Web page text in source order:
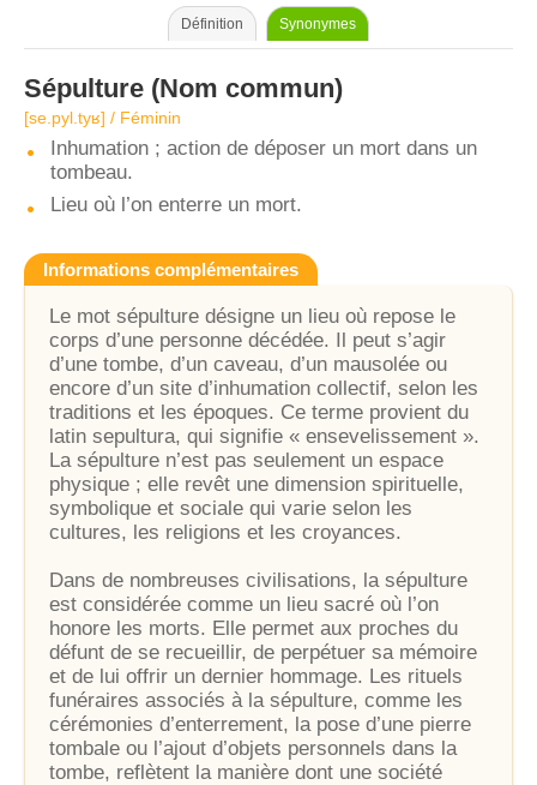
Définition Synonymes
Sépulture (Nom commun)
[se.pyl.tyʁ] / Féminin
Inhumation ; action de déposer un mort dans un
tombeau.
Lieu où l’on enterre un mort.
Informations complémentaires
Le mot sépulture désigne un lieu où repose le
corps d’une personne décédée. Il peut s’agir
d’une tombe, d’un caveau, d’un mausolée ou
encore d’un site d’inhumation collectif, selon les
traditions et les époques. Ce terme provient du
latin sepultura, qui signifie « ensevelissement ».
La sépulture n’est pas seulement un espace
physique ; elle revêt une dimension spirituelle,
symbolique et sociale qui varie selon les
cultures, les religions et les croyances.
Dans de nombreuses civilisations, la sépulture
est considérée comme un lieu sacré où l’on
honore les morts. Elle permet aux proches du
défunt de se recueillir, de perpétuer sa mémoire
et de lui offrir un dernier hommage. Les rituels
funéraires associés à la sépulture, comme les
cérémonies d’enterrement, la pose d’une pierre
tombale ou l’ajout d’objets personnels dans la
tombe, reflètent la manière dont une société